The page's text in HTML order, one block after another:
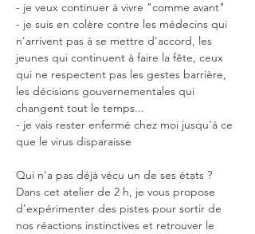
- je veux continuer à vivre "comme avant"
- je suis en colère contre les médecins qui
n'arrivent pas à se mettre d'accord, les
jeunes qui continuent à faire la fête, ceux
qui ne respectent pas les gestes barrière,
les décisions gouvernementales qui
changent tout le temps...
- je vais rester enfermé chez moi jusqu'à ce
que le virus disparaisse
Qui n'a pas déjà vécu un de ses états ?
Dans cet atelier de 2 h, je vous propose
d'expérimenter des pistes pour sortir de
nos réactions instinctives et retrouver le